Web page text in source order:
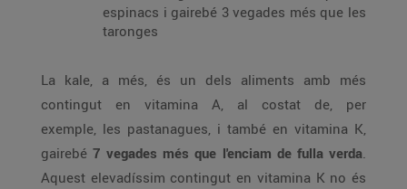
espinacs i gairebé 3 vegades més que les
taronges
La kale, a més, és un dels aliments amb més
contingut en vitamina A, al costat de, per
exemple, les pastanagues, i també en vitamina K,
gairebé 7 vegades més que l'enciam de fulla verda.
Aquest elevadíssim contingut en vitamina K no és